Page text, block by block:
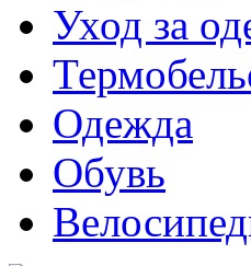
Уход за
Одежда
Обувь